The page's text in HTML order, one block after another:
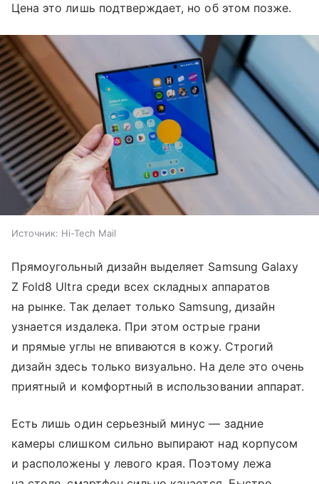
Цена это лишь подтверждает, но об этом позже.
Источник: Hi-Tech Mail
Прямоугольный дизайн выделяет Samsung Galaxy
Z Fold8 Ultra среди всех складных аппаратов
на рынке. Так делает только Samsung, дизайн
узнается издалека. При этом острые грани
и прямые углы не впиваются в кожу. Строгий
дизайн здесь только визуально. На деле это очень
приятный и комфортный в использовании аппарат.
Есть лишь один серьезный минус — задние
камеры слишком сильно выпирают над корпусом
и расположены у левого края. Поэтому лежа